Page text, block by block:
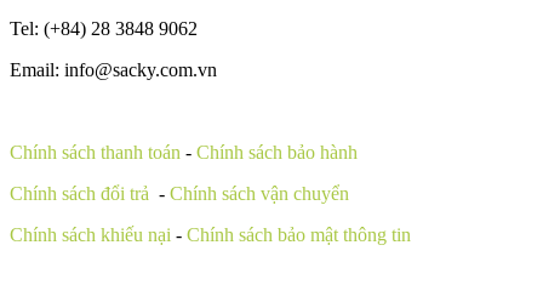
Tel: (+84) 28 3848 9062
Email: info@sacky.com.vn
Chính sách thanh toán - Chính sách bảo hành
Chính sách đổi trả - Chính sách vận chuyển
Chính sách khiếu nại - Chính sách bảo mật thông tin